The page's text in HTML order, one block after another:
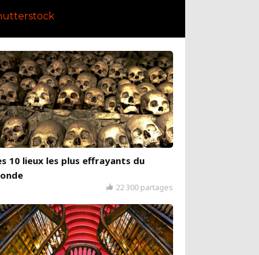
10 lieux les plus effrayants du
22 300 partages